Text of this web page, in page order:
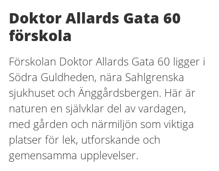
Doktor Allards Gata 60
förskola
Förskolan Doktor Allards Gata 60 ligger i
Södra Guldheden, nära Sahlgrenska
sjukhuset och Änggårdsbergen. Här är
naturen en självklar del av vardagen,
med gården och närmiljön som viktiga
platser för lek, utforskande och
gemensamma upplevelser.